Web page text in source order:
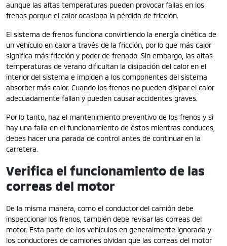
aunque las altas temperaturas pueden provocar fallas en los
frenos porque el calor ocasiona la pérdida de fricción.
El sistema de frenos funciona convirtiendo la energía cinética de
un vehículo en calor a través de la fricción, por lo que más calor
significa más fricción y poder de frenado. Sin embargo, las altas
temperaturas de verano dificultan la disipación del calor en el
interior del sistema e impiden a los componentes del sistema
absorber más calor. Cuando los frenos no pueden disipar el calor
adecuadamente fallan y pueden causar accidentes graves.
Por lo tanto, haz el mantenimiento preventivo de los frenos y si
hay una falla en el funcionamiento de éstos mientras conduces,
debes hacer una parada de control antes de continuar en la
carretera.
Verifica el funcionamiento de las
correas del motor
De la misma manera, como el conductor del camión debe
inspeccionar los frenos, también debe revisar las correas del
motor. Esta parte de los vehículos en generalmente ignorada y
los conductores de camiones olvidan que las correas del motor